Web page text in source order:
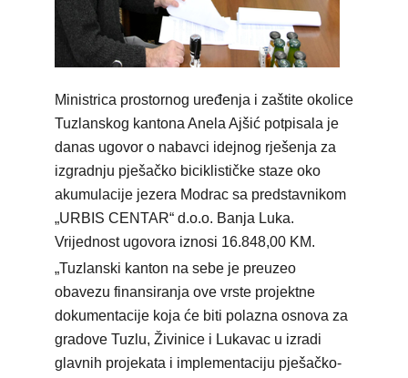
Ministrica prostornog uređenja i zaštite okolice
Tuzlanskog kantona Anela Ajšić potpisala je
danas ugovor o nabavci idejnog rješenja za
izgradnju pješačko biciklističke staze oko
akumulacije jezera Modrac sa predstavnikom
„URBIS CENTAR“ d.o.o. Banja Luka.
Vrijednost ugovora iznosi 16.848,00 KM.
„Tuzlanski kanton na sebe je preuzeo
obavezu finansiranja ove vrste projektne
dokumentacije koja će biti polazna osnova za
gradove Tuzlu, Živinice i Lukavac u izradi
glavnih projekata i implementaciju pješačko-